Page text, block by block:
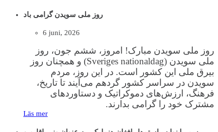
روز ملی سویدن گرامی باد
6 juni, 2026
روز ملی سویدن مبارک! امروز، ششم جون، روز
ملی سویدن (Sveriges nationaldag) و همچنان روز
بیرق ملی این کشور است. در این روز، مردم
سویدن در سراسر کشور گردهم می‌آیند تا تاریخ،
فرهنگ، ارزش‌های دموکراتیک و دستاوردهای
مشترک خود را گرامی بدارند.
Läs mer